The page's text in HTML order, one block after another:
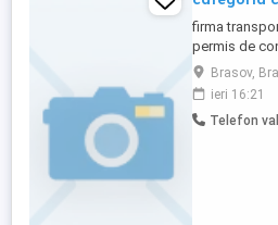
firma
permis de
comunitate
girona ,se
condus ,se
Brasov,
ieri 16:21
Telefon